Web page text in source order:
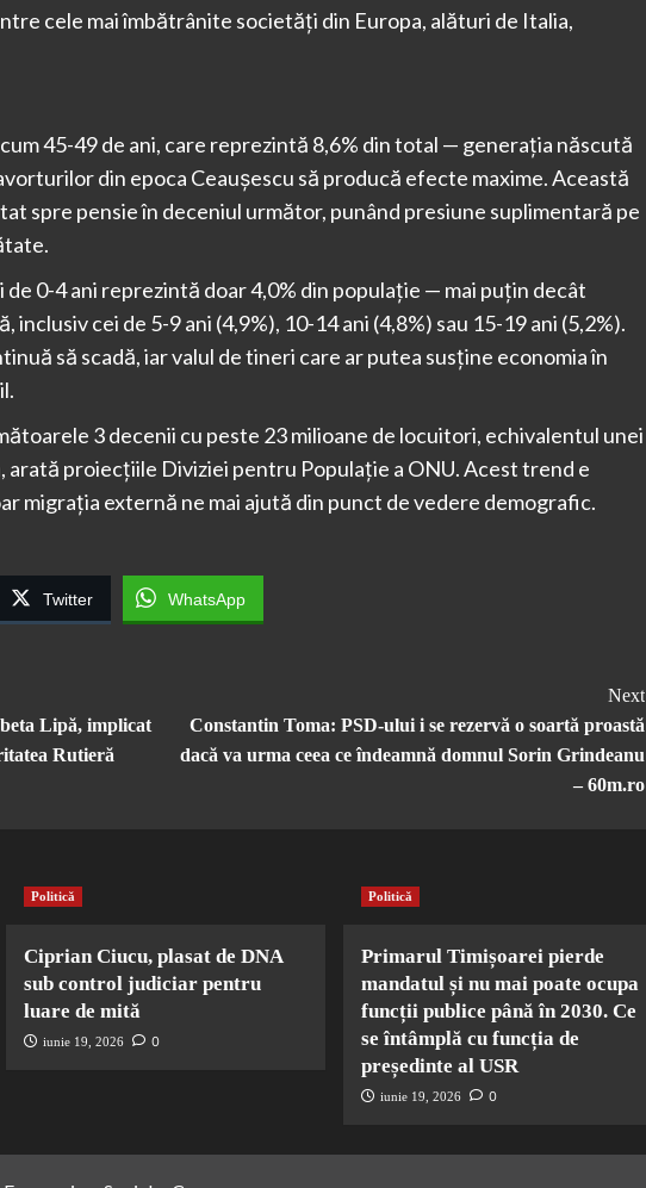
cele mai îmbătrânite societăți din Europa, alături de Italia,
45-49 de ani, care reprezintă 8,6% din total — generația născută
din epoca Ceaușescu să producă efecte maxime. Această
spre pensie în deceniul următor, punând presiune suplimentară pe
de 0-4 ani reprezintă doar 4,0% din populație — mai puțin decât
cei de 5-9 ani (4,9%), 10-14 ani (4,8%) sau 15-19 ani (5,2%).
să scadă, iar valul de tineri care ar putea susține economia în
3 decenii cu peste 23 milioane de locuitori, echivalentul unei
arată proiecțiile Diviziei pentru Populație a ONU. Acest trend e
migrația externă ne mai ajută din punct de vedere demografic.
Twitter WhatsApp
Lipă, implicat
Rutieră
Next
Constantin Toma: PSD-ului i se rezervă o soartă proastă
dacă va urma ceea ce îndeamnă domnul Sorin Grindeanu
– 60m.ro
Politică
Ciprian Ciucu, plasat de DNA
sub control judiciar pentru
luare de mită
iunie 19, 2026 0
Politică
Primarul Timișoarei pierde
mandatul și nu mai poate ocupa
funcții publice până în 2030. Ce
se întâmplă cu funcția de
președinte al USR
iunie 19, 2026 0